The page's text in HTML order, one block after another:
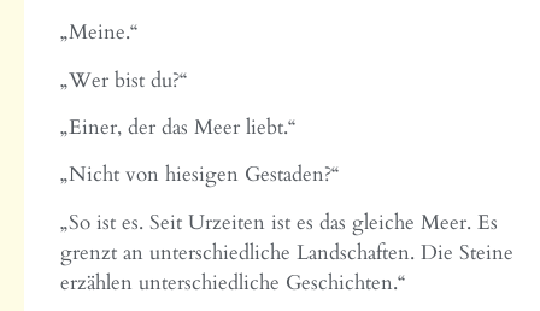
„Meine.“
„Wer bist du?“
„Einer, der das Meer liebt.“
„Nicht von hiesigen Gestaden?“
„So ist es. Seit Urzeiten ist es das gleiche Meer. Es
grenzt an unterschiedliche Landschaften. Die Steine
erzählen unterschiedliche Geschichten.“